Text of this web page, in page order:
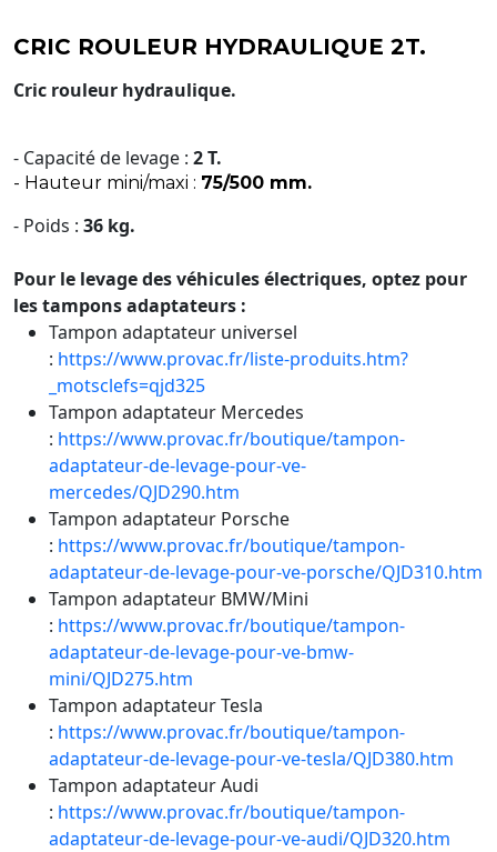
CRIC ROULEUR HYDRAULIQUE 2T.
Cric rouleur hydraulique.
- Capacité de levage : 2 T.
- Hauteur mini/maxi : 75/500 mm.
- Poids : 36 kg.
Pour le levage des véhicules électriques, optez pour
les tampons adaptateurs :
Tampon adaptateur universel
: https://www.provac.fr/liste-produits.htm?
_motsclefs=qjd325
Tampon adaptateur Mercedes
: https://www.provac.fr/boutique/tampon-
adaptateur-de-levage-pour-ve-
mercedes/QJD290.htm
Tampon adaptateur Porsche
: https://www.provac.fr/boutique/tampon-
adaptateur-de-levage-pour-ve-porsche/QJD310.htm
Tampon adaptateur BMW/Mini
: https://www.provac.fr/boutique/tampon-
adaptateur-de-levage-pour-ve-bmw-
mini/QJD275.htm
Tampon adaptateur Tesla
: https://www.provac.fr/boutique/tampon-
adaptateur-de-levage-pour-ve-tesla/QJD380.htm
Tampon adaptateur Audi
: https://www.provac.fr/boutique/tampon-
adaptateur-de-levage-pour-ve-audi/QJD320.htm